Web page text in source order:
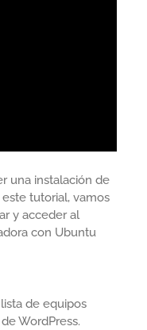
una instalación de
tutorial, vamos
y acceder al
con Ubuntu
de equipos
WordPress.